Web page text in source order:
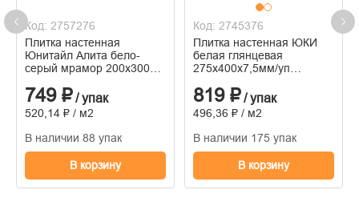
Код: 2757276
Плитка настенная
Юнитайл Алита бело-
серый мрамор 200х300х7
749 ₽/ упак
520,14 ₽ / м2
В наличии 88 упак
В корзину
Код: 2745376
Плитка настенная ЮКИ
белая глянцевая
275х400х7,5мм/уп
819 ₽/ упак
496,36 ₽ / м2
В наличии 175 упак
В корзину